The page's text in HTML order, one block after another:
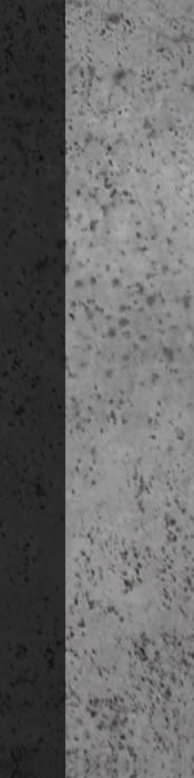
késő délután:
3.nap(nov.
reggeli
közös
Mercat
10:00